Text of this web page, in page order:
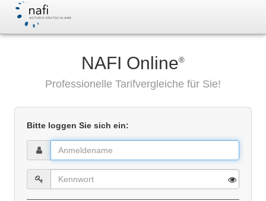
NAFI Online®
Professionelle Tarifvergleiche für Sie!
Bitte loggen Sie sich ein: